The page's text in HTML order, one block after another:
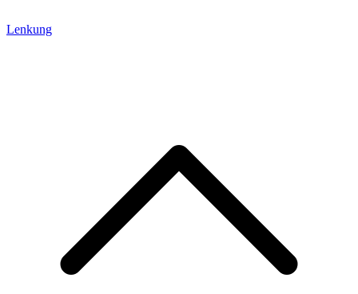
Lenkung